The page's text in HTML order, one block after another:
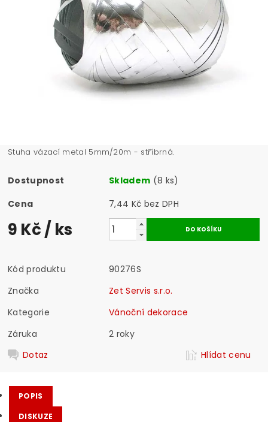
Stuha vázací metal 5mm/20m - stříbrná.
Dostupnost Skladem (8 ks)
Cena
7,44 Kč bez DPH
9 Kč/ ks
Kód produktu
90276S
Značka
Zet Servis s.r.o.
Kategorie
Vánoční dekorace
Záruka
2 roky
Dotaz
Hlídat cenu
POPIS
DISKUZE